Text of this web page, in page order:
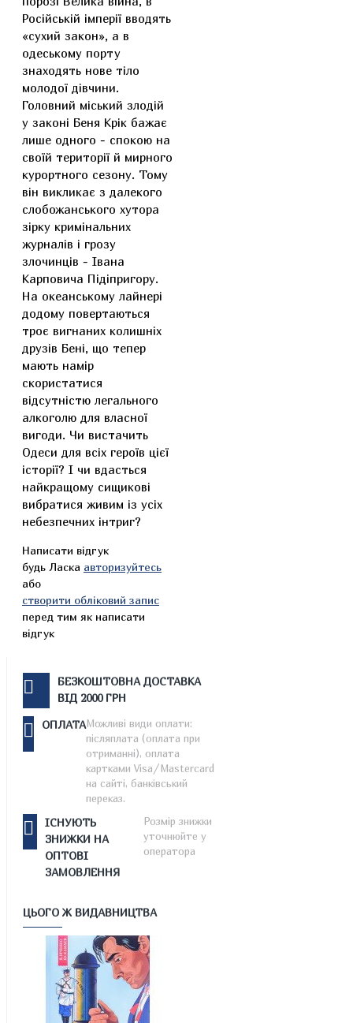
Російській імперії вводять
«сухий закон», а в
одеському порту
знаходять нове тіло
молодої дівчини.
Головний міський злодій
у законі Беня Крік бажає
лише одного - спокою на
своїй території й мирного
курортного сезону. Тому
він викликає з далекого
слобожанського хутора
зірку кримінальних
журналів і грозу
злочинців - Івана
Карповича Підіпригору.
На океанському лайнері
додому повертаються
троє вигнаних колишніх
друзів Бені, що тепер
мають намір
скористатися
відсутністю легального
алкоголю для власної
вигоди. Чи вистачить
Одеси для всіх героїв цієї
історії? І чи вдасться
найкращому сищикові
вибратися живим із усіх
небезпечних інтриг?
Написати відгук
будь Ласка авторизуйтесь
або
створити обліковий запис
перед тим як написати
відгук
БЕЗКОШТОВНА ДОСТАВКА
ВІД 2000 ГРН
ОПЛАТАМожливі види оплати:
післяплата (оплата при
отриманні), оплата
картками Visa/Mastercard
на сайті, банківський
переказ.
ІСНУЮТЬ
ЗНИЖКИ НА
ОПТОВІ
ЗАМОВЛЕННЯ
Розмір знижки
уточнюйте у
оператора
ЦЬОГО Ж ВИДАВНИЦТВА